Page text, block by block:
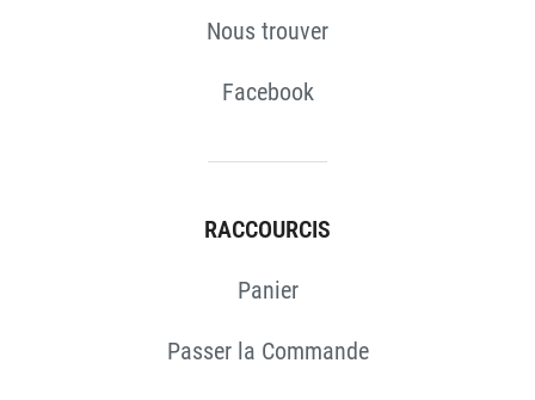
Nous trouver
Facebook
RACCOURCIS
Panier
Passer la Commande